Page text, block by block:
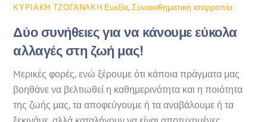
ΚΥΡΙΑΚΉ ΤΖΟΓΑΝΆΚΗ Ευεξία,Συναισθηματική ισορροπία
Δύο συνήθειες για να κάνουμε εύκολα
αλλαγές στη ζωή μας!
Mερικές φορές, ενώ ξέρουμε ότι κάποια πράγματα μας
βοηθάνε να βελτιωθεί η καθημερινότητα και η ποιότητα
της ζωής μας, τα αποφεύγουμε ή τα αναβάλουμε ή τα